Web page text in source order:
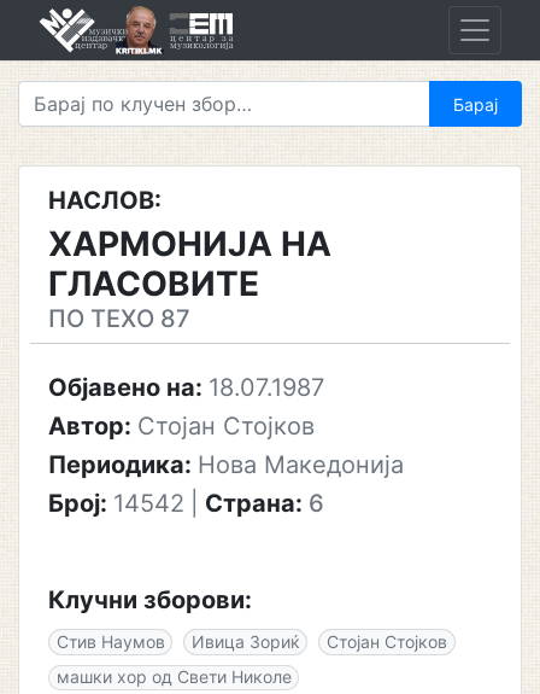
НАСЛОВ:
ХАРМОНИЈА НА
ГЛАСОВИТЕ
ПО ТЕХО 87
Објавено на: 18.07.1987
Автор: Стојан Стојков
Периодика: Нова Македонија
Број: 14542 Страна: 6
Клучни зборови:
Стив Наумов Ивица Зориќ
Стојан Стојков
машки хор од Свети Николе